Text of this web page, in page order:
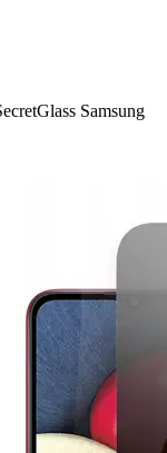
Samsung